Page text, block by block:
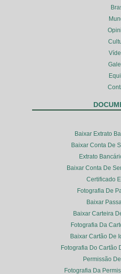
Baixar Extrato
Baixar Conta De
Extrato
Baixar Conta De
Certificado
Fotografia De
Baixar
Baixar Carteira
Fotografia Da
Baixar Cartão De
Fotografia Do Cartão
Permissão
Fotografia Da